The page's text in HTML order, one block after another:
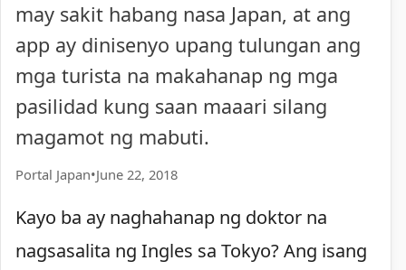
may sakit habang nasa Japan, at ang
app ay dinisenyo upang tulungan ang
mga turista na makahanap ng mga
pasilidad kung saan maaari silang
magamot ng mabuti.
Portal Japan•June 22, 2018
Kayo ba ay naghahanap ng doktor na
nagsasalita ng Ingles sa Tokyo? Ang isang